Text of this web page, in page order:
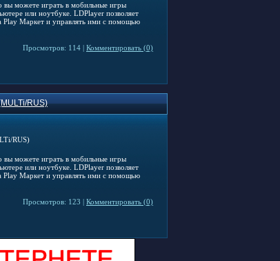
можете играть в мобильные игры
или ноутбуке. LDPlayer позволяет
Play Маркет и управлять ими с помощью
Просмотров: 114 | Комментировать (0)
RUS)
можете играть в мобильные игры
или ноутбуке. LDPlayer позволяет
Play Маркет и управлять ими с помощью
Просмотров: 123 | Комментировать (0)